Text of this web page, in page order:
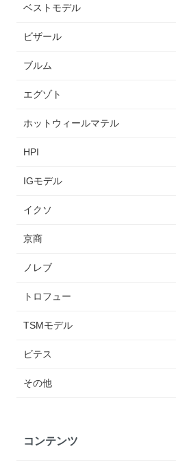
ベストモデル
ビザール
ブルム
エグゾト
ホットウィールマテル
HPI
IGモデル
イクソ
京商
ノレブ
トロフュー
TSMモデル
ビテス
その他
コンテンツ